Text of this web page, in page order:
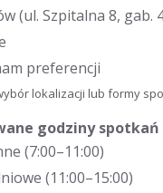
(ul. Szpitalna 8, gab.
preferencji
lokalizacji lub formy
godziny spotkań
(7:00–11:00)
(11:00–15:00)